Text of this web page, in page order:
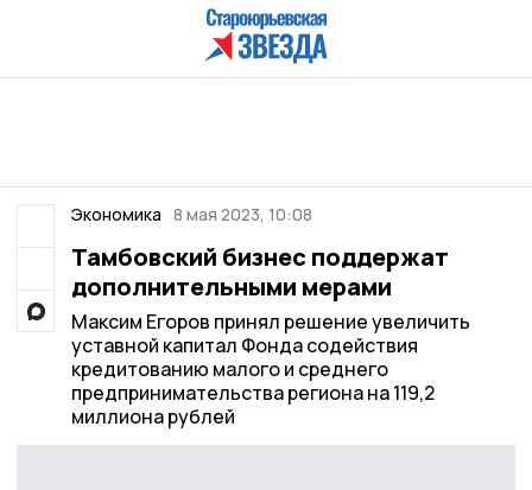
Экономика 8 мая 2023, 10:08
Тамбовский бизнес поддержат
дополнительными мерами
Максим Егоров принял решение увеличить
уставной капитал Фонда содействия
кредитованию малого и среднего
предпринимательства региона на 119,2
миллиона рублей